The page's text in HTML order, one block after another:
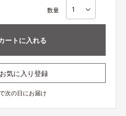
数量
ートに入れる
お気に入り登録
次の日にお届け